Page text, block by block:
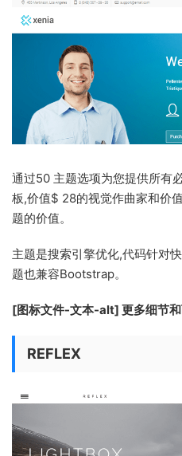
通过50 主题选项为您提供所有
板,价值$ 28的视觉作曲家和价
题的价值。
主题是搜索引擎优化,代码针对
题也兼容Bootstrap。
[图标文件-文本-alt] 更多细节
REFLEX